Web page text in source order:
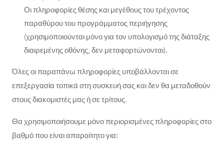
Οι πληροφορίες θέσης και μεγέθους του τρέχοντος
παραθύρου του προγράμματος περιήγησης
(χρησιμοποιούνται μόνο για τον υπολογισμό της διάταξης
διαιρεμένης οθόνης, δεν μεταφορτώνονται).
Όλες οι παραπάνω πληροφορίες υποβάλλονται σε
επεξεργασία τοπικά στη συσκευή σας και δεν θα μεταδοθούν
στους διακομιστές μας ή σε τρίτους.
Θα χρησιμοποιήσουμε μόνο περιορισμένες πληροφορίες στο
βαθμό που είναι απαραίτητο για: